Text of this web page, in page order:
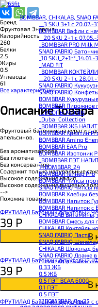
BOMBBAR, CHIKALAB, SNAQ
__3 SKU 3+1 с 20.07.-
BOMBBAR Вафли с
__20 SKU 2+1 с
_BOMBBAR PRO
SNAQ FABRIQ
_10 SKU_2+1**_14.01.-
_MAD FIT
_BOMBBAR
__20 SKU 2+1 с
SNAQ FABRIQ
SNAQ FABRIQ
BOMBBAR
BOMBBAR Пирожное
_CИРОПЫ MONIN
_Dubai Collection
_BOMBBAR ЖБ
BOMBBAR Креатин
BOMBBAR Amino
BOMBBAR EAA Pro
BOMBBAR Изотоник
_BOMBBAR ПЭТ
14BOMBBAR_24
BOMBBAR Гейнер Pro
BOMBBAR Чипсы
SNAQ FABRIQ Чипсы
BOMBBAR Хлебцы
BOMBBAR Напиток
BOMBBAR Напиток с
CHIKALAB
BOMBBAR Смесь
CHIKALAB Коктейль
SNAQ FABRIQ Паста
SNAQ FABRIQ
CHIKALAB Шоколад
SNAQ FABRIQ Драже
CHIKALAB Драже в
BOMBBAR Каша
BOMBBAR Джем
BOMBBAR
BOMBBAR Паста
CHIKALAB Паста
CHIKALAB Смеси для
0.33 ЖБ
0.5 ЖБ
0.5 ПЭТ ВСАА 6000
0.1 ПЭТ
0.5 ПЭТ
12BOMBBAR_Дек25
Бренд
Фруктовая Энергия
Калорийность
260
Белки
2.5
Жиры
0.5
Углеводы
61
Все характеристики
Описание Товара
Фруктовый батончик из кураги с
апельсинов.
Без ароматизаторов
Без глютена
Без консервантов
Содержит только натуральные
Высокое содержание калия
Высокое содержание пищевых
-->
Похожие товары
ФРУТИЛАД Батончик фруктовый
39 Р
В
ФРУТИЛАД Батончик фруктовый
39 Р
В
ФРУТИЛАД Батончик фруктовый с